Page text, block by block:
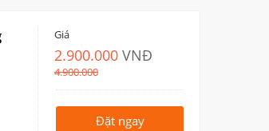
Giá
2.900.000 VNĐ
4.900.000
Đặt ngay